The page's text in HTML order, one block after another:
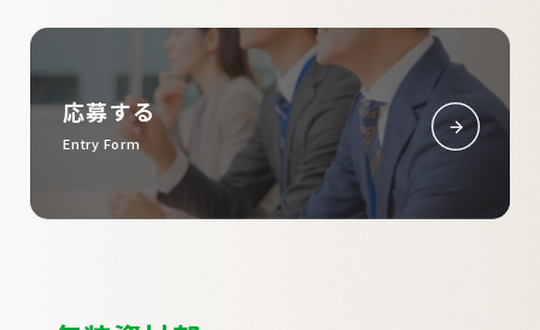
応募する
Entry Form